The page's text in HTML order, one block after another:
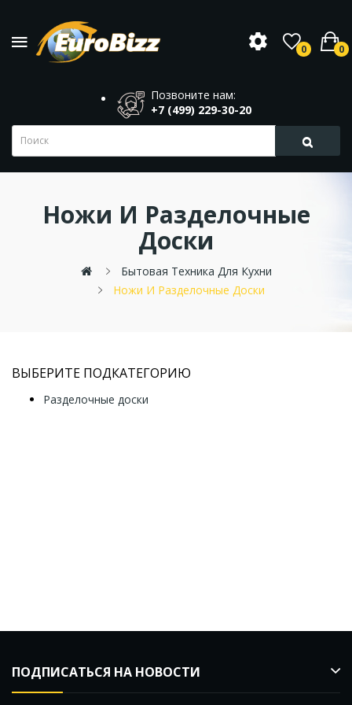
0 0
Позвоните нам:
+7 (499) 229-30-20
Ножи И Разделочные
Доски
Бытовая Техника Для Кухни
Ножи И Разделочные Доски
ВЫБЕРИТЕ ПОДКАТЕГОРИЮ
Разделочные доски
ПОДПИСАТЬСЯ НА НОВОСТИ